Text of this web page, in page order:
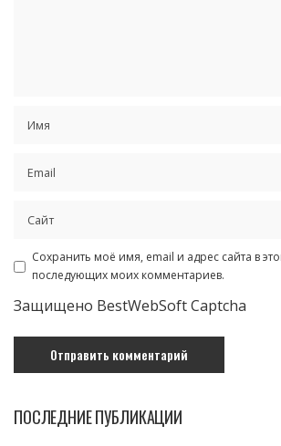
Сохранить моё имя, email и адрес сайта в
последующих моих комментариев.
Защищено BestWebSoft Captcha
ПОСЛЕДНИЕ ПУБЛИКАЦИИ